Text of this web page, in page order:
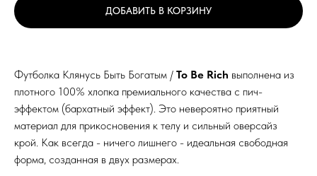
ДОБАВИТЬ В КОРЗИНУ
Футболка Клянусь Быть Богатым / To Be Rich выполнена из
плотного 100% хлопка премиального качества с пич-
эффектом (бархатный эффект). Это невероятно приятный
материал для прикосновения к телу и сильный оверсайз
крой. Как всегда - ничего лишнего - идеальная свободная
форма, созданная в двух размерах.